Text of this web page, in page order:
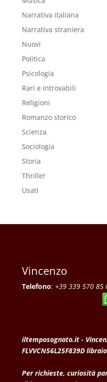
Narrativa italiana
Narrativa straniera
Nuovi
Politica
Psicologia
Rari e introvabili
Religioni
Romanzo storico
Scienza
Sociologia
Storia
Thriller
Usati
Vincenzo
Telefono: +39 339 570 85
iltemposognato.it -
FLVVCN56L25F839D
Per richieste, curiosità